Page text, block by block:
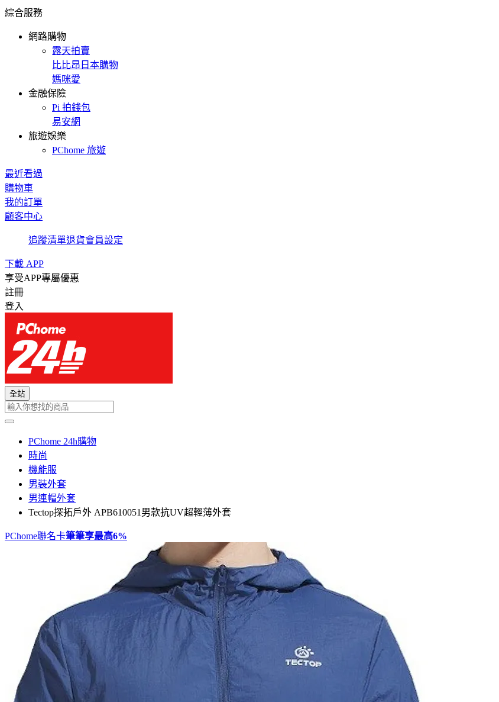
綜合服務
網路購物
露天拍賣
比比昂日本購物
媽咪愛
金融保險
Pi 拍錢包
易安網
旅遊娛樂
PChome 旅遊
最近看過
購物車
我的訂單
顧客中心
追蹤清單退貨會員設定
下載 APP
享受APP專屬優惠
註冊
登入
全站
PChome 24h購物
時尚
機能服
男裝外套
男連帽外套
Tectop探拓戶外 APB610051男款抗UV超輕薄外套
PChome聯名卡筆筆享最高6%